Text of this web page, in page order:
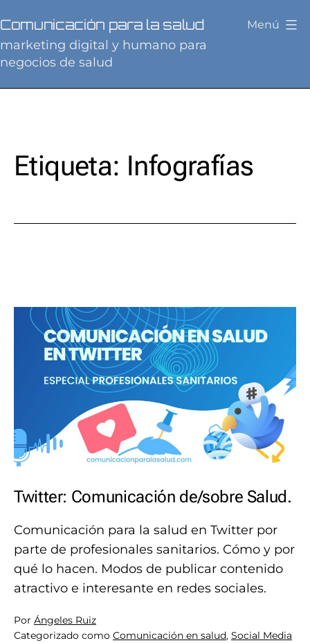
al
contenido
Comunicación para la salud
marketing digital y humano para
negocios de salud
Menú
Etiqueta: Infografías
Twitter: Comunicación de/sobre Salud.
Comunicación para la salud en Twitter por
parte de profesionales sanitarios. Cómo y por
qué lo hacen. Modos de publicar contenido
atractivo e interesante en redes sociales.
Por Ángeles Ruiz
Categorizado como Comunicación en salud, Social Media